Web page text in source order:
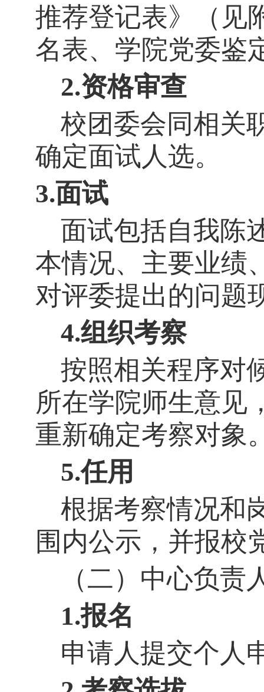
推荐登记表》（见
名表、学院党委鉴
2.资格审查
校团委会同相关
确定面试人选。
3.面试
面试包括自我陈
本情况、主要业绩
对评委提出的问题
4.组织考察
按照相关程序对
所在学院师生意见
重新确定考察对象
5.任用
根据考察情况和
围内公示，并报校
（二）中心负责
1.报名
申请人提交个人